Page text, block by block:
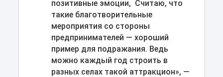
позитивные эмоции, Считаю, что
такие благотворительные
мероприятия со стороны
предпринимателей — хороший
пример для подражания. Ведь
можно каждый год строить в
разных селах такой аттракцион», —